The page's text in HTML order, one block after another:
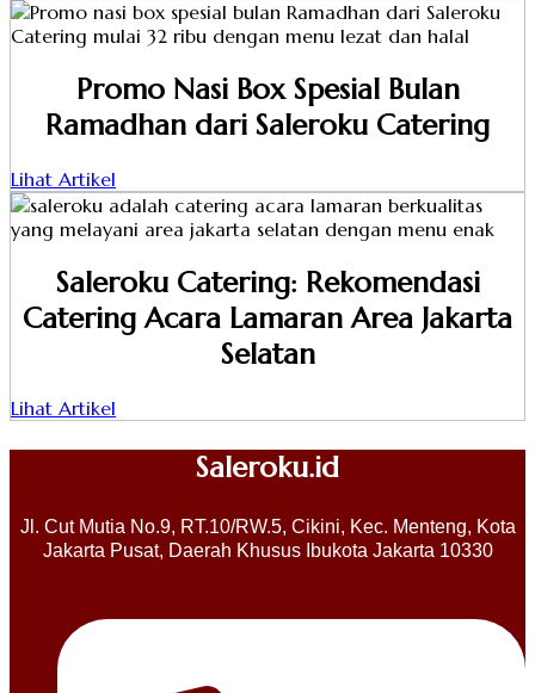
Promo Nasi Box Spesial Bulan
Ramadhan dari Saleroku Catering
Lihat Artikel
Saleroku Catering: Rekomendasi
Catering Acara Lamaran Area Jakarta
Selatan
Lihat Artikel
Saleroku.id
Jl. Cut Mutia No.9, RT.10/RW.5, Cikini, Kec. Menteng, Kota
Jakarta Pusat, Daerah Khusus Ibukota Jakarta 10330